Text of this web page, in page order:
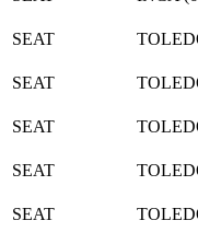
SEAT
SEAT
SEAT
SEAT
SEAT